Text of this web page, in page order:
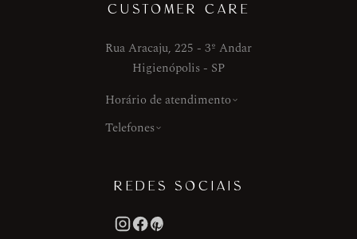
CUSTOMER CARE
Rua Aracaju, 225 - 3º Andar
Higienópolis - SP
Horário de atendimento
Telefones
REDES SOCIAIS